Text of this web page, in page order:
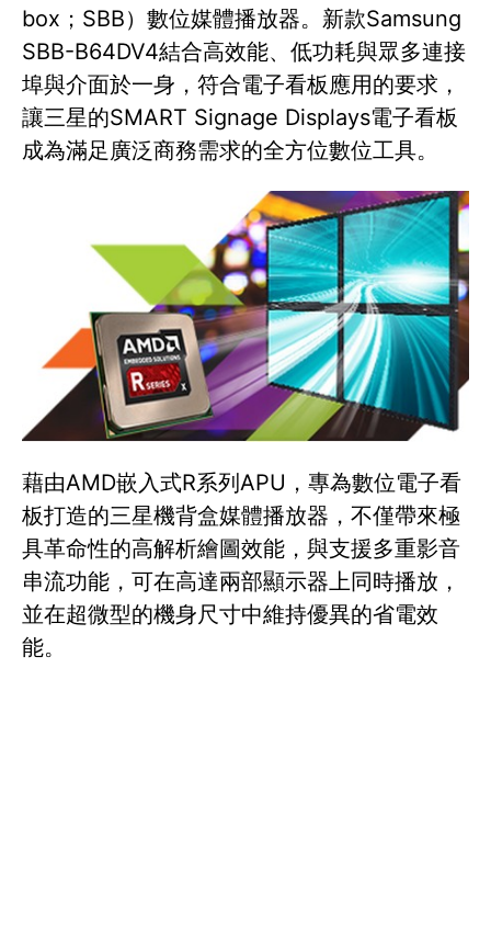
box；SBB）數位媒體播放器。新款Samsung
SBB-B64DV4結合高效能、低功耗與眾多連接
埠與介面於一身，符合電子看板應用的要求，
讓三星的SMART Signage Displays電子看板
成為滿足廣泛商務需求的全方位數位工具。
藉由AMD嵌入式R系列APU，專為數位電子看
板打造的三星機背盒媒體播放器，不僅帶來極
具革命性的高解析繪圖效能，與支援多重影音
串流功能，可在高達兩部顯示器上同時播放，
並在超微型的機身尺寸中維持優異的省電效
能。